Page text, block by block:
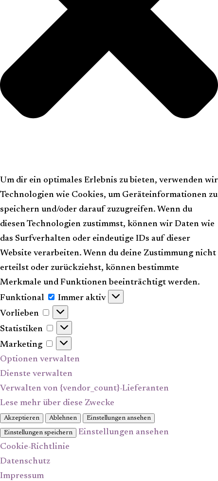
Um dir ein optimales Erlebnis zu bieten, verwenden wir
Technologien wie Cookies, um Geräteinformationen zu
speichern und/oder darauf zuzugreifen. Wenn du
diesen Technologien zustimmst, können wir Daten wie
das Surfverhalten oder eindeutige IDs auf dieser
Website verarbeiten. Wenn du deine Zustimmung nicht
erteilst oder zurückziehst, können bestimmte
Merkmale und Funktionen beeinträchtigt werden.
Funktional
Funktional
Immer aktiv
Vorlieben
Vorlieben
Statistiken
Statistiken
Marketing
Marketing
Optionen verwalten
Dienste verwalten
Verwalten von {vendor_count}-Lieferanten
Lese mehr über diese Zwecke
Akzeptieren Ablehnen Einstellungen ansehen
Einstellungen speichern
Einstellungen ansehen
Cookie-Richtlinie
Datenschutz
Impressum